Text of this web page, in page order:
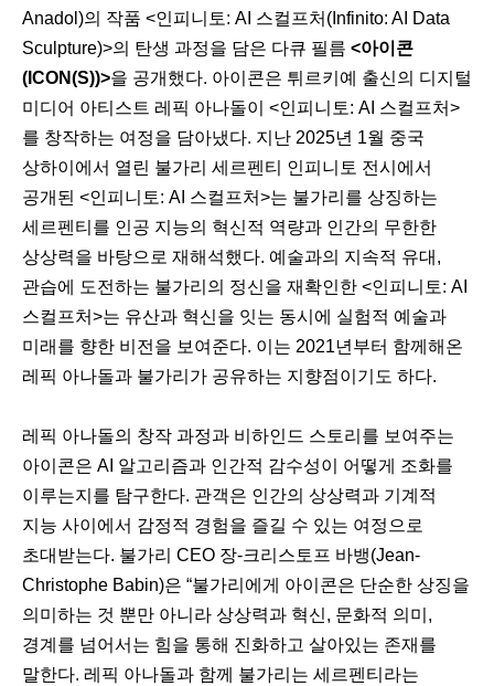
Anadol)의 작품 <인피니토: AI 스컬프처(Infinito: AI Data
Sculpture)>의 탄생 과정을 담은 다큐 필름 <아이콘
(ICON(S))>을 공개했다. 아이콘은 튀르키예 출신의 디지털
미디어 아티스트 레픽 아나돌이 <인피니토: AI 스컬프처>
를 창작하는 여정을 담아냈다. 지난 2025년 1월 중국
상하이에서 열린 불가리 세르펜티 인피니토 전시에서
공개된 <인피니토: AI 스컬프처>는 불가리를 상징하는
세르펜티를 인공 지능의 혁신적 역량과 인간의 무한한
상상력을 바탕으로 재해석했다. 예술과의 지속적 유대,
관습에 도전하는 불가리의 정신을 재확인한 <인피니토: AI
스컬프처>는 유산과 혁신을 잇는 동시에 실험적 예술과
미래를 향한 비전을 보여준다. 이는 2021년부터 함께해온
레픽 아나돌과 불가리가 공유하는 지향점이기도 하다.
이
전
다
음
레픽 아나돌의 창작 과정과 비하인드 스토리를 보여주는
아이콘은 AI 알고리즘과 인간적 감수성이 어떻게 조화를
이루는지를 탐구한다. 관객은 인간의 상상력과 기계적
지능 사이에서 감정적 경험을 즐길 수 있는 여정으로
초대받는다. 불가리 CEO 장-크리스토프 바뱅(Jean-
Christophe Babin)은 “불가리에게 아이콘은 단순한 상징을
의미하는 것 뿐만 아니라 상상력과 혁신, 문화적 의미,
경계를 넘어서는 힘을 통해 진화하고 살아있는 존재를
말한다. 레픽 아나돌과 함께 불가리는 세르펜티라는